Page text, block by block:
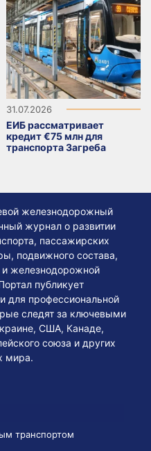
31.07.2026
ЕИБ рассматривает
кредит €75 млн для
транспорта Загреба
железнодорожный
журнал о развитии
пассажирских
подвижного состава,
и железнодорожной
публикует
для профессиональной
следят за ключевыми
США, Канаде,
союза и других
мира.
транспортом